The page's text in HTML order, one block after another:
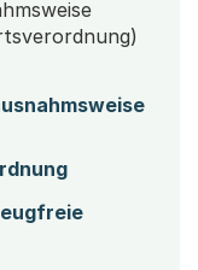
(Startet